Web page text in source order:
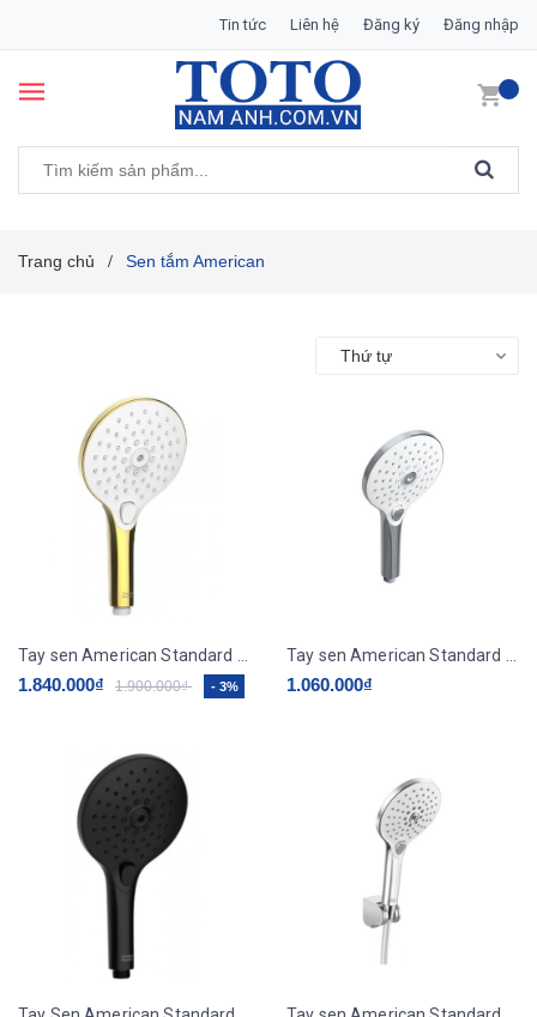
Tin tức Liên hệ Đăng ký Đăng nhập
Trang chủ / Sen tắm American
Thứ tự
1.840.000₫ 1.900.000₫ - 3% 1.060.000₫